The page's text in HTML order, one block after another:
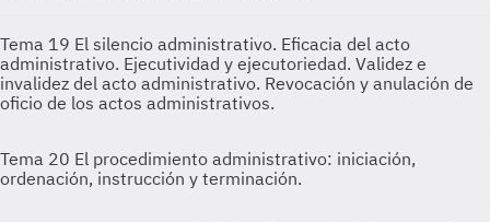
Tema 19 El silencio administrativo. Eficacia del acto
administrativo. Ejecutividad y ejecutoriedad. Validez e
invalidez del acto administrativo. Revocación y anulación de
oficio de los actos administrativos.
Tema 20 El procedimiento administrativo: iniciación,
ordenación, instrucción y terminación.